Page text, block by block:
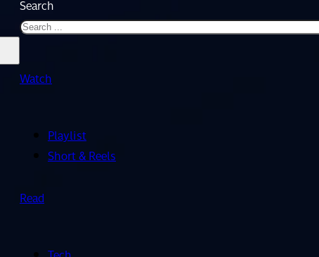
Search
Watch
Playlist
Short & Reels
Read